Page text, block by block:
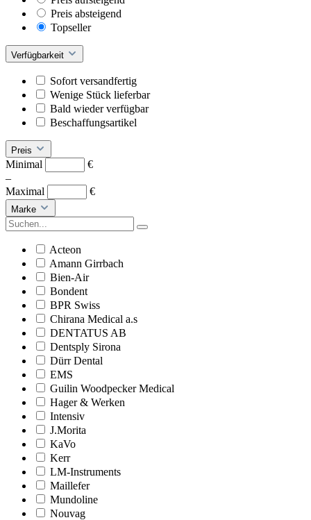
Preis absteigend
Topseller
Verfügbarkeit
Sofort versandfertig
Wenige Stück lieferbar
Bald wieder verfügbar
Beschaffungsartikel
Preis
Minimal
€
–
Maximal
€
Marke
Acteon
Amann Girrbach
Bien-Air
Bondent
BPR Swiss
Chirana Medical a.s
DENTATUS AB
Dentsply Sirona
Dürr Dental
EMS
Guilin Woodpecker Medical
Hager & Werken
Intensiv
J.Morita
KaVo
Kerr
LM-Instruments
Maillefer
Mundoline
Nouvag